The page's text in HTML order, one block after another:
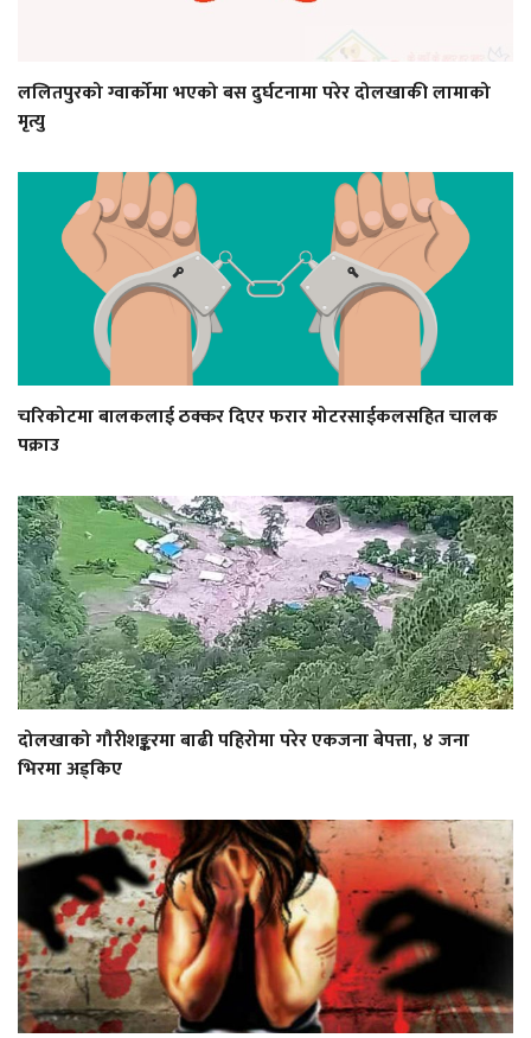
ललितपुरको ग्वार्कोमा भएको बस दुर्घटनामा परेर दोलखाकी लामाको
मृत्यु
चरिकोटमा बालकलाई ठक्कर दिएर फरार मोटरसाईकलसहित चालक
पक्राउ
दोलखाको गौरीशङ्करमा बाढी पहिरोमा परेर एकजना बेपत्ता, ४ जना
भिरमा अड्किए